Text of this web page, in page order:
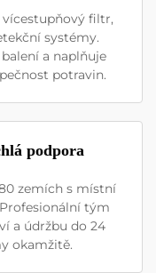
vícestupňový filtr,
systémy.
a naplňuje
potravin.
podpora
zemích s místní
tým
a údržbu do 24
okamžitě.